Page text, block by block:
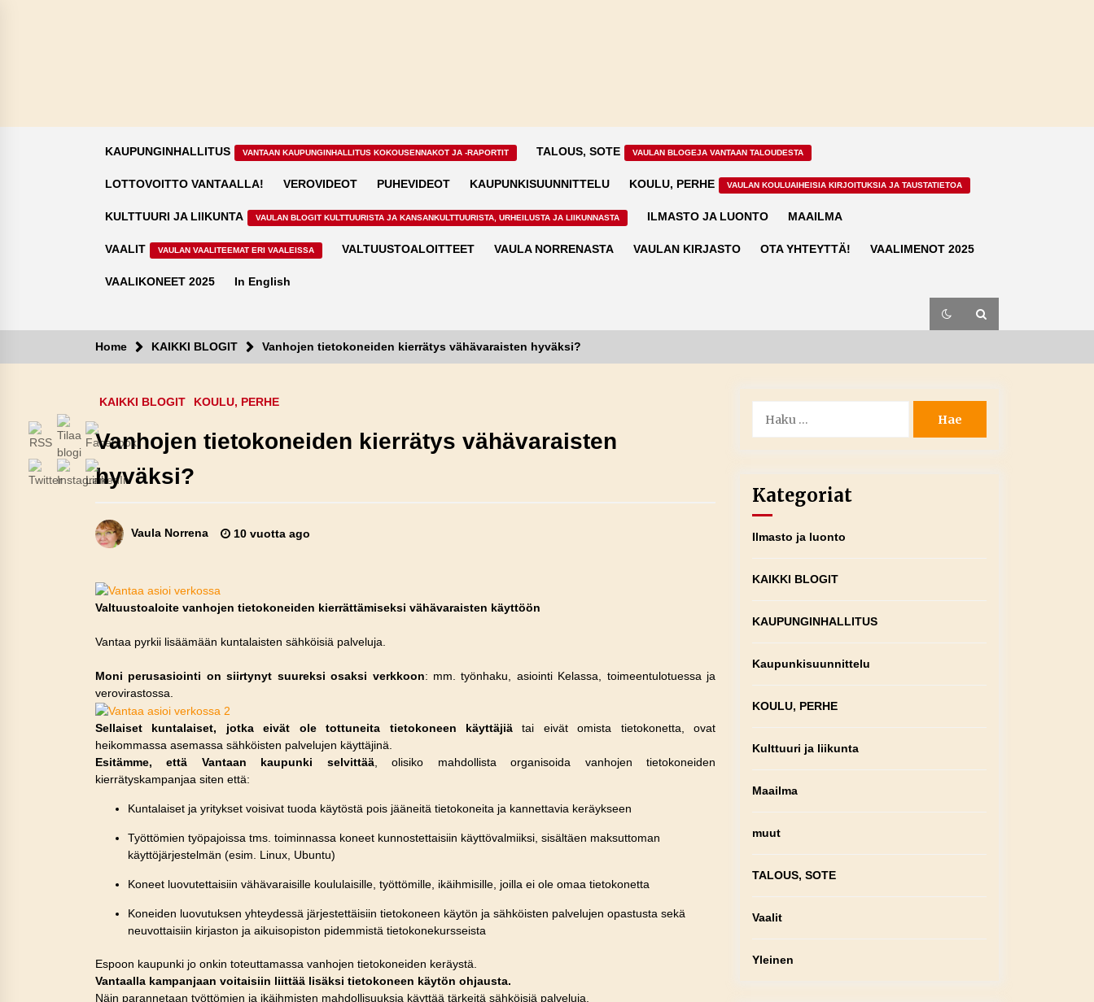
KAUPUNGINHALLITUS VANTAAN KAUPUNGINHALLITUS KOKOUSENNAKOT JA -RAPORTIT TALOUS, SOTE VAULAN BLOGEJA VANTAAN TALOUDESTA
LOTTOVOITTO VANTAALLA! VEROVIDEOT PUHEVIDEOT KAUPUNKISUUNNITTELU KOULU, PERHE VAULAN KOULUAIHEISIA KIRJOITUKSIA JA TAUSTATIETOA
KULTTUURI JA LIIKUNTA VAULAN BLOGIT KULTTUURISTA JA KANSANKULTTUURISTA, URHEILUSTA JA LIIKUNNASTA ILMASTO JA LUONTO MAAILMA
VAALIT VAULAN VAALITEEMAT ERI VAALEISSA VALTUUSTOALOITTEET VAULA NORRENASTA VAULAN KIRJASTO OTA YHTEYTTÄ! VAALIMENOT 2025
VAALIKONEET 2025 In English
Home KAIKKI BLOGIT Vanhojen tietokoneiden kierrätys vähävaraisten hyväksi?
KAIKKI BLOGIT KOULU, PERHE
Vanhojen tietokoneiden kierrätys vähävaraisten
hyväksi?
Vaula Norrena 10 vuotta ago
Valtuustoaloite vanhojen tietokoneiden kierrättämiseksi vähävaraisten käyttöön
Vantaa pyrkii lisäämään kuntalaisten sähköisiä palveluja.
Moni perusasiointi on siirtynyt suureksi osaksi verkkoon: mm. työnhaku, asiointi Kelassa, toimeentulotuessa ja
verovirastossa.
Sellaiset kuntalaiset, jotka eivät ole tottuneita tietokoneen käyttäjiätai eivät omista tietokonetta, ovat
heikommassa asemassa sähköisten palvelujen käyttäjinä.
Esitämme, että Vantaan kaupunki selvittää, olisiko mahdollista organisoida vanhojen tietokoneiden
kierrätyskampanjaa siten että:
Kuntalaiset ja yritykset voisivat tuoda käytöstä pois jääneitä tietokoneita ja kannettavia keräykseen
Työttömien työpajoissa tms. toiminnassa koneet kunnostettaisiin käyttövalmiiksi, sisältäen maksuttoman
käyttöjärjestelmän (esim. Linux, Ubuntu)
Koneet luovutettaisiin vähävaraisille koululaisille, työttömille, ikäihmisille, joilla ei ole omaa tietokonetta
Koneiden luovutuksen yhteydessä järjestettäisiin tietokoneen käytön ja sähköisten palvelujen opastusta sekä
neuvottaisiin kirjaston ja aikuisopiston pidemmistä tietokonekursseista
Espoon kaupunki jo onkin toteuttamassa vanhojen tietokoneiden keräystä.
Vantaalla kampanjaan voitaisiin liittää lisäksi tietokoneen käytön ohjausta.
Näin parannetaan työttömien ja ikäihmisten mahdollisuuksia käyttää tärkeitä sähköisiä palveluja.
Kategoriat
Ilmasto ja luonto
KAIKKI BLOGIT
KAUPUNGINHALLITUS
Kaupunkisuunnittelu
KOULU, PERHE
Kulttuuri ja liikunta
Maailma
muut
TALOUS, SOTE
Vaalit
Yleinen